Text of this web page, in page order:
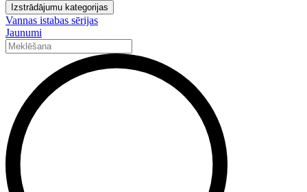
Izstrādājumu kategorijas
Vannas istabas sērijas
Jaunumi